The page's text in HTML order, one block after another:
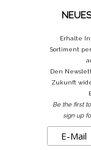
Erhalte
Sortiment
Den
Zukunft
Be the first
sign up